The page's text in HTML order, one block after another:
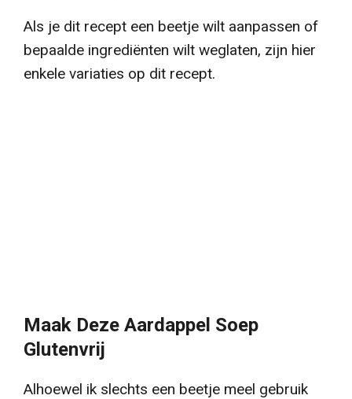
Als je dit recept een beetje wilt aanpassen of
bepaalde ingrediënten wilt weglaten, zijn hier
enkele variaties op dit recept.
Maak Deze Aardappel Soep
Glutenvrij
Alhoewel ik slechts een beetje meel gebruik